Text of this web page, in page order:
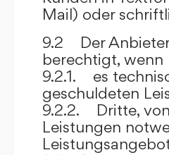
Mail) oder
9.2 Der Anbieter
berechtigt, wenn
9.2.1. es
geschuldeten
9.2.2. Dritte,
Leistungen